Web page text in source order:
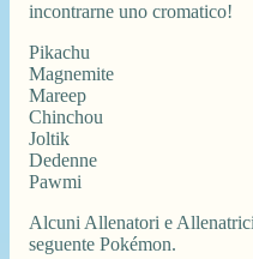
incontrarne uno cromatico!
Pikachu
Magnemite
Mareep
Chinchou
Joltik
Dedenne
Pawmi
Alcuni Allenatori e
seguente Pokémon.